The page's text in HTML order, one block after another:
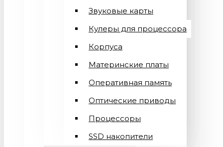
Звуковые карты
Кулеры для процессора
Корпуса
Материнские платы
Оперативная память
Оптические приводы
Процессоры
SSD накопители